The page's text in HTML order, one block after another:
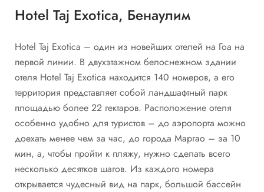
Hotel Taj Exotica, Бенаулим
Hotel Taj Exotica – один из новейших отелей на Гоа на
первой линии. В двухэтажном белоснежном здании
отеля Hotel Taj Exotica находится 140 номеров, а его
территория представляет собой ландшафтный парк
площадью более 22 гектаров. Расположение отеля
особенно удобно для туристов – до аэропорта можно
доехать менее чем за час, до города Маргао – за 10
мин, а, чтобы пройти к пляжу, нужно сделать всего
несколько десятков шагов. Из каждого номера
открывается чудесный вид на парк, большой бассейн